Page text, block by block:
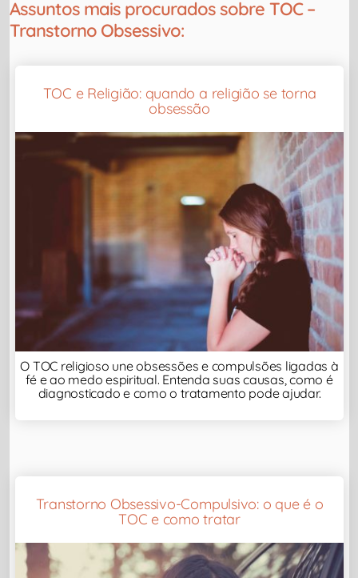
Assuntos mais procurados sobre TOC –
Transtorno Obsessivo:
TOC e Religião: quando a religião se torna
obsessão
O TOC religioso une obsessões e compulsões ligadas à
fé e ao medo espiritual. Entenda suas causas, como é
diagnosticado e como o tratamento pode ajudar.
Transtorno Obsessivo-Compulsivo: o que é o
TOC e como tratar